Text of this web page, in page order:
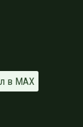
в МАХ